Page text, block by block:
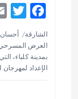
ت
F
ac
e
b
o
T
w
it
r
الشارقة/ أحسان
العرض
بمدينة كلباء،
الإعداد